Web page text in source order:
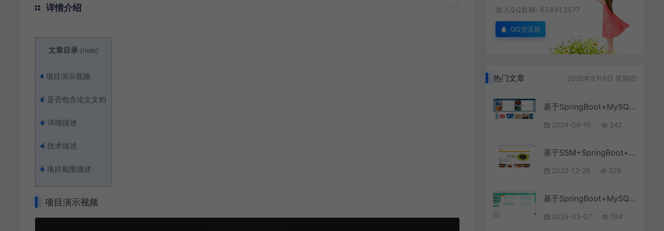
详情介绍
文章目录 [hide]
1 项目演示视频
2 是否包含论文文档
3 详细描述
4 技术描述
5 项目截图描述
项目演示视频
加入QQ群聊: 658813577
QQ交流群
热门文章 2026年8月6日 星期四
基于SpringBoot+MySQL+Vue.js的博客系统
2024-04-15 242
基于SSM+SpringBoot+MySQL+Thymeleaf的美食菜谱分享论坛系统
2023-12-29 328
基于SpringBoot+MySQL+Vue.js的BBS论坛系统(附论文)
2025-03-07 104